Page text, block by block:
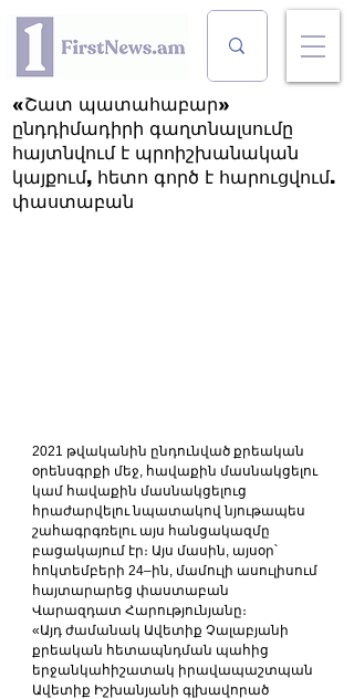
«Շատ պատահաբար»
ընդդիմադիրի գաղտնալսումը
հայտնվում է պրոիշխանական
կայքում, հետո գործ է հարուցվում.
փաստաբան
2021 թվականին ընդունված քրեական
օրենսգրքի մեջ, հավաքին մասնակցելու
կամ հավաքին մասնակցելուց
հրաժարվելու նպատակով նյութապես
շահագրգռելու այս հանցակազմը
բացակայում էր։ Այս մասին, այսօր՝
հոկտեմբերի 24–ին, մամուլի ասուլիսում
հայտարարեց փաստաբան
Վարազդատ Հարությունյանը։
«Այդ ժամանակ Ավետիք Չալաբյանի
քրեական հետապնդման պահից
երջանկահիշատակ իրավապաշտպան
Ավետիք Իշխանյանի գլխավորած